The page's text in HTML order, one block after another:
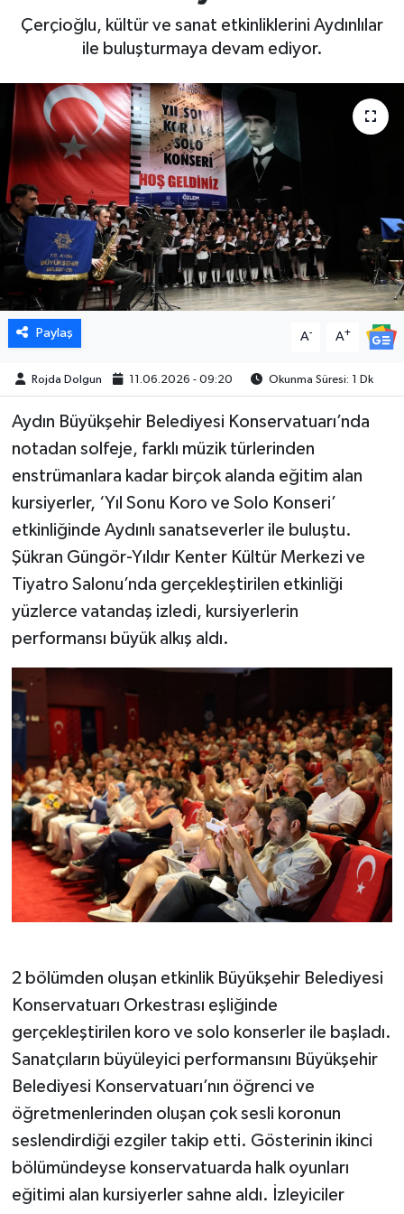
Çerçioğlu, kültür ve sanat etkinliklerini Aydınlılar
ile buluşturmaya devam ediyor.
Paylaş A- A+
Rojda Dolgun 11.06.2026 - 09:20 Okunma Süresi: 1 Dk
Aydın Büyükşehir Belediyesi Konservatuarı’nda
notadan solfeje, farklı müzik türlerinden
enstrümanlara kadar birçok alanda eğitim alan
kursiyerler, ‘Yıl Sonu Koro ve Solo Konseri’
etkinliğinde Aydınlı sanatseverler ile buluştu.
Şükran Güngör-Yıldır Kenter Kültür Merkezi ve
Tiyatro Salonu’nda gerçekleştirilen etkinliği
yüzlerce vatandaş izledi, kursiyerlerin
performansı büyük alkış aldı.
2 bölümden oluşan etkinlik Büyükşehir Belediyesi
Konservatuarı Orkestrası eşliğinde
gerçekleştirilen koro ve solo konserler ile başladı.
Sanatçıların büyüleyici performansını Büyükşehir
Belediyesi Konservatuarı’nın öğrenci ve
öğretmenlerinden oluşan çok sesli koronun
seslendirdiği ezgiler takip etti. Gösterinin ikinci
bölümündeyse konservatuarda halk oyunları
eğitimi alan kursiyerler sahne aldı. İzleyiciler
DÜNYA
EĞİTİM
EKOLOJİ VE ÇEVRE
BİLİM VE TEKNOLOJİ
GENEL
GÜNDEM
KÜLTÜR SANAT
MAGAZİN
ÖZEL HABER
SAĞLIK
ŞİRKET HABERLERİ
SİYASET
TEKNOLOJİ
YAŞAM
YEREL
AFYON
AFYONKARAHİSAR
DENİZLİ
İZMİR
KÜTAHYA
MANİSA